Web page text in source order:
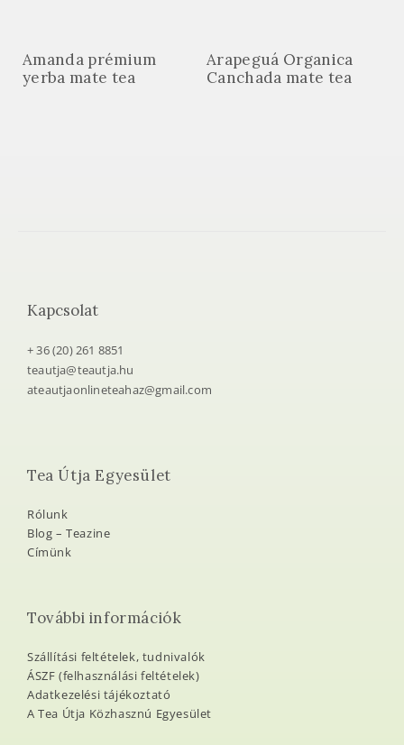
Amanda prémium
yerba mate tea
Arapeguá Organica
Canchada mate tea
Kapcsolat
+ 36 (20) 261 8851
teautja@teautja.hu
ateautjaonlineteahaz@gmail.com
Tea Útja Egyesület
Rólunk
Blog – Teazine
Címünk
További információk
Szállítási feltételek, tudnivalók
ÁSZF (felhasználási feltételek)
Adatkezelési tájékoztató
A Tea Útja Közhasznú Egyesület